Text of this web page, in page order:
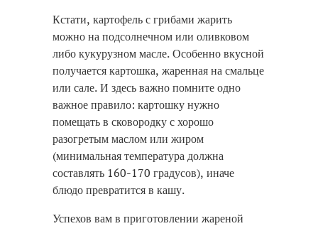
Кстати, картофель с грибами жарить
можно на подсолнечном или оливковом
либо кукурузном масле. Особенно вкусной
получается картошка, жаренная на смальце
или сале. И здесь важно помните одно
важное правило: картошку нужно
помещать в сковородку с хорошо
разогретым маслом или жиром
(минимальная температура должна
составлять 160-170 градусов), иначе
блюдо превратится в кашу.
Успехов вам в приготовлении жареной